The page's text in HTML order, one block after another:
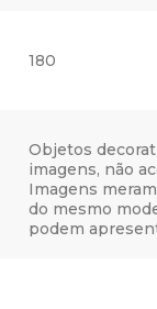
180
Objetos
imagens, não
Imagens
do mesmo
podem